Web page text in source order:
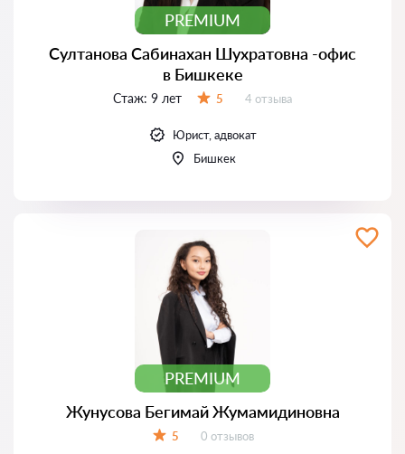
PREMIUM
Султанова Сабинахан Шухратовна -офис
в Бишкеке
Стаж: 9 лет 5 Отзывов:
4 отзыва
Юрист, адвокат
Бишкек
PREMIUM
Жунусова Бегимай Жумамидиновна
5 Отзывов:
0 отзывов